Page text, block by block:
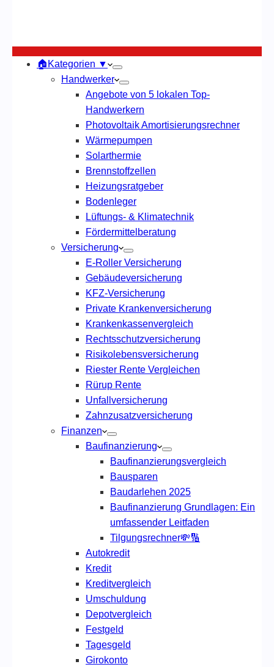
🏠Kategorien ▼
Handwerker
Angebote von 5 lokalen Top-
Handwerkern
Photovoltaik Amortisierungsrechner
Wärmepumpen
Solarthermie
Brennstoffzellen
Heizungsratgeber
Bodenleger
Lüftungs- & Klimatechnik
Fördermittelberatung
Versicherung
E-Roller Versicherung
Gebäudeversicherung
KFZ-Versicherung
Private Krankenversicherung
Krankenkassenvergleich
Rechtsschutzversicherung
Risikolebensversicherung
Riester Rente Vergleichen
Rürup Rente
Unfallversicherung
Zahnzusatzversicherung
Finanzen
Baufinanzierung
Baufinanzierungsvergleich
Bausparen
Baudarlehen 2025
Baufinanzierung Grundlagen: Ein
umfassender Leitfaden
Tilgungsrechner💸🔢
Autokredit
Kredit
Kreditvergleich
Umschuldung
Depotvergleich
Festgeld
Tagesgeld
Girokonto